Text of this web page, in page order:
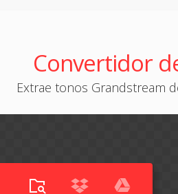
Convertidor
Extrae tonos Grandstream